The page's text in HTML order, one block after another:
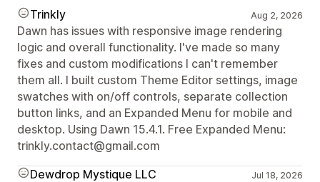
Trinkly Aug 2, 2026
Dawn has issues with responsive image rendering
logic and overall functionality. I've made so many
fixes and custom modifications I can't remember
them all. I built custom Theme Editor settings, image
swatches with on/off controls, separate collection
button links, and an Expanded Menu for mobile and
desktop. Using Dawn 15.4.1. Free Expanded Menu:
trinkly.contact@gmail.com
Dewdrop Mystique LLC
Jul 18, 2026